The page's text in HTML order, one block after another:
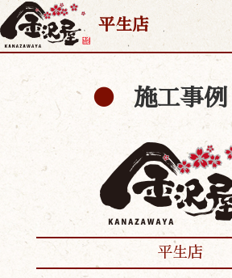
平生店
施工事例
平生店